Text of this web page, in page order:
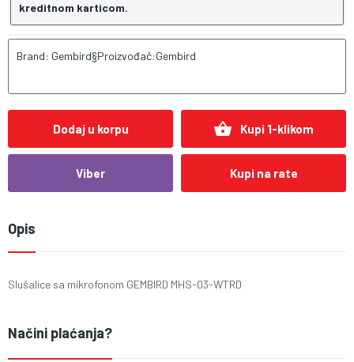
kreditnom karticom.
Brand: Gembird§Proizvođač:Gembird
Dodaj u korpu shopping_basket Kupi 1-klikom
Viber Kupi na rate
Opis
Slušalice sa mikrofonom GEMBIRD MHS-03-WTRD
Načini plaćanja?